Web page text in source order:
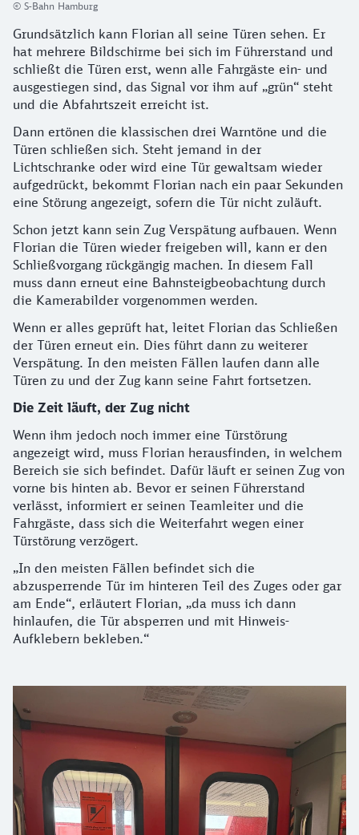
© S-Bahn Hamburg
Grundsätzlich kann Florian all seine Türen sehen. Er
hat mehrere Bildschirme bei sich im Führerstand und
schließt die Türen erst, wenn alle Fahrgäste ein- und
ausgestiegen sind, das Signal vor ihm auf „grün“ steht
und die Abfahrtszeit erreicht ist.
Dann ertönen die klassischen drei Warntöne und die
Türen schließen sich. Steht jemand in der
Lichtschranke oder wird eine Tür gewaltsam wieder
aufgedrückt, bekommt Florian nach ein paar Sekunden
eine Störung angezeigt, sofern die Tür nicht zuläuft.
Schon jetzt kann sein Zug Verspätung aufbauen. Wenn
Florian die Türen wieder freigeben will, kann er den
Schließvorgang rückgängig machen. In diesem Fall
muss dann erneut eine Bahnsteigbeobachtung durch
die Kamerabilder vorgenommen werden.
Wenn er alles geprüft hat, leitet Florian das Schließen
der Türen erneut ein. Dies führt dann zu weiterer
Verspätung. In den meisten Fällen laufen dann alle
Türen zu und der Zug kann seine Fahrt fortsetzen.
Die Zeit läuft, der Zug nicht
Wenn ihm jedoch noch immer eine Türstörung
angezeigt wird, muss Florian herausfinden, in welchem
Bereich sie sich befindet. Dafür läuft er seinen Zug von
vorne bis hinten ab. Bevor er seinen Führerstand
verlässt, informiert er seinen Teamleiter und die
Fahrgäste, dass sich die Weiterfahrt wegen einer
Türstörung verzögert.
„In den meisten Fällen befindet sich die
abzusperrende Tür im hinteren Teil des Zuges oder gar
am Ende“, erläutert Florian, „da muss ich dann
hinlaufen, die Tür absperren und mit Hinweis-
Aufklebern bekleben.“